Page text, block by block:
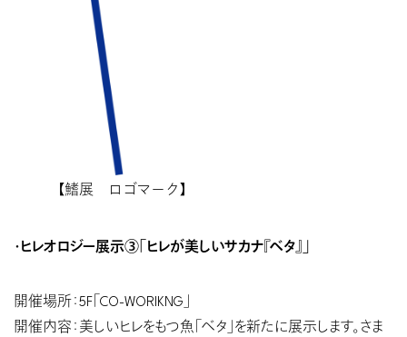
【鰭展 ロゴマーク】
・ヒレオロジー展示③「ヒレが美しいサカナ『ベタ』」
開催場所：5F「CO-WORIKNG」
開催内容：美しいヒレをもつ魚「ベタ」を新たに展示します。さま